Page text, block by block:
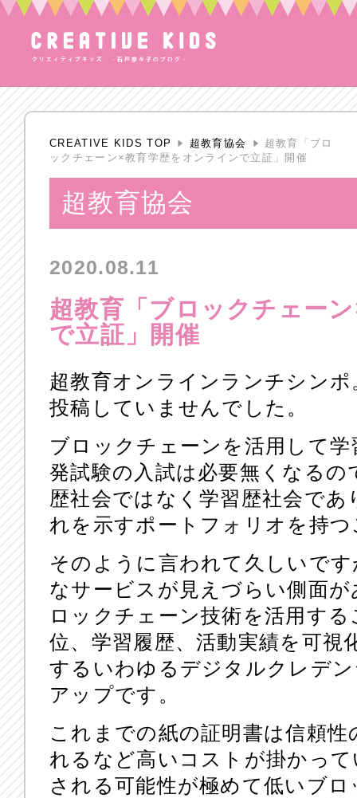
CREATIVE KIDS TOP 超教育協会
超教育「ブロ
ックチェーン×教育学歴をオンラインで立証」開催
超教育協会
2020.08.11
超教育「ブロックチェー
で立証」開催
超教育オンラインランチシン
投稿していませんでした。
ブロックチェーンを活用して
発試験の入試は必要無くなる
歴社会ではなく学習歴社会で
れを示すポートフォリオを持
そのように言われて久しいで
なサービスが見えづらい側面
ロックチェーン技術を活用す
位、学習履歴、活動実績を可
するいわゆるデジタルクレデ
アップです。
これまでの紙の証明書は信頼
れるなど高いコストが掛かっ
される可能性が極めて低いブ